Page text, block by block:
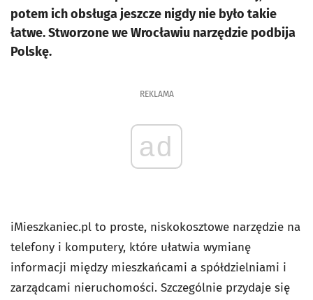
potem ich obsługa jeszcze nigdy nie było takie
łatwe. Stworzone we Wrocławiu narzędzie podbija
Polskę.
REKLAMA
ad
iMieszkaniec.pl to proste, niskokosztowe narzędzie na
telefony i komputery, które ułatwia wymianę
informacji między mieszkańcami a spółdzielniami i
zarządcami nieruchomości. Szczególnie przydaje się